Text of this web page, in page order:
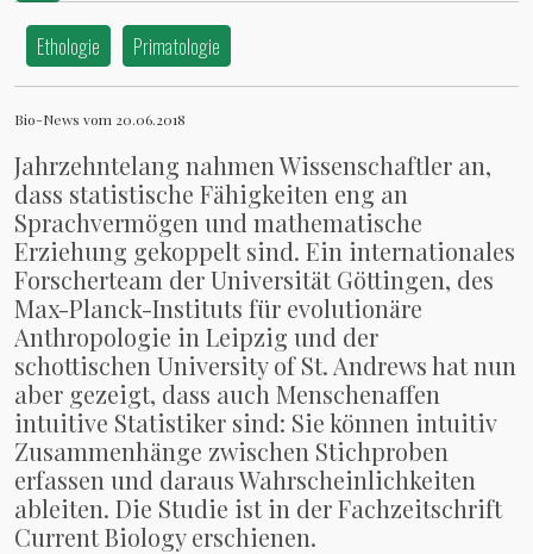
Fähigkeit von Schimpansen
Ethologie Primatologie
Bio-News vom 20.06.2018
Jahrzehntelang nahmen Wissenschaftler an,
dass statistische Fähigkeiten eng an
Sprachvermögen und mathematische
Erziehung gekoppelt sind. Ein internationales
Forscherteam der Universität Göttingen, des
Max-Planck-Instituts für evolutionäre
Anthropologie in Leipzig und der
schottischen University of St. Andrews hat nun
aber gezeigt, dass auch Menschenaffen
intuitive Statistiker sind: Sie können intuitiv
Zusammenhänge zwischen Stichproben
erfassen und daraus Wahrscheinlichkeiten
ableiten. Die Studie ist in der Fachzeitschrift
Current Biology erschienen.